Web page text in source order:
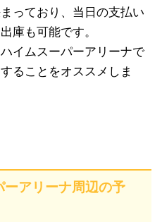
っており、当日の支払い
庫も可能です。
イムスーパーアリーナで
ることをオススメしま
ーアリーナ周辺の予